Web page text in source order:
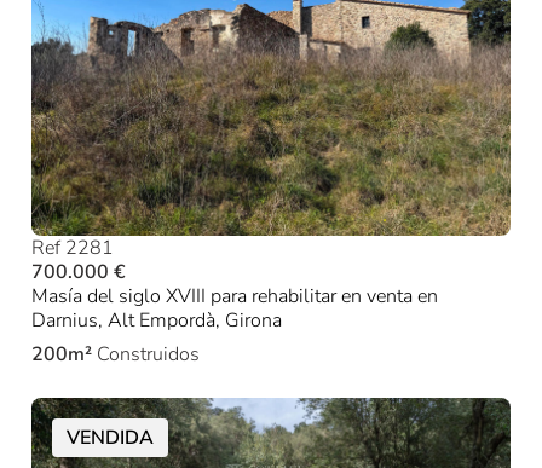
Ref 2281
700.000 €
Masía del siglo XVIII para rehabilitar en venta en
Darnius, Alt Empordà, Girona
200m² Construidos
VENDIDA